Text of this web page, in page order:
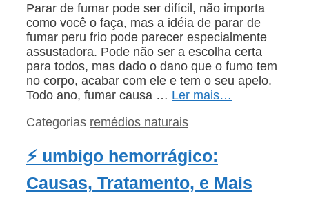
Parar de fumar pode ser difícil, não importa
como você o faça, mas a idéia de parar de
fumar peru frio pode parecer especialmente
assustadora. Pode não ser a escolha certa
para todos, mas dado o dano que o fumo tem
no corpo, acabar com ele e tem o seu apelo.
Todo ano, fumar causa … Ler mais…
Categorias remédios naturais
⚡ umbigo hemorrágico:
Causas, Tratamento, e Mais